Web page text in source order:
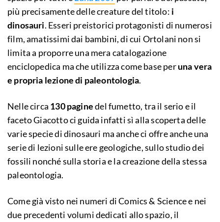
più precisamente delle creature del titolo: i
dinosauri. Esseri preistorici protagonisti di numerosi
film, amatissimi dai bambini, di cui Ortolani non si
limita a proporre una mera catalogazione
enciclopedica ma che utilizza come base peruna vera
e propria lezione di paleontologia.
Nelle circa 130 paginedel fumetto, tra il serio e il
faceto Giacotto ci guida infatti sì alla scoperta delle
varie specie di dinosauri ma anche ci offre anche una
serie di lezioni sulle ere geologiche, sullo studio dei
fossili nonché sulla storia e la creazione della stessa
paleontologia.
Come già visto nei numeri di Comics & Science e nei
due precedenti volumi dedicati allo spazio, il